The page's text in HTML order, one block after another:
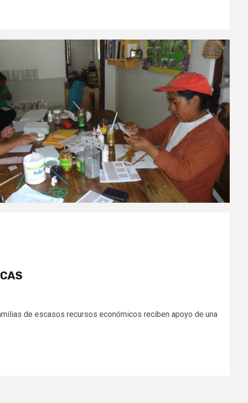
de escasos recursos económicos reciben apoyo de una